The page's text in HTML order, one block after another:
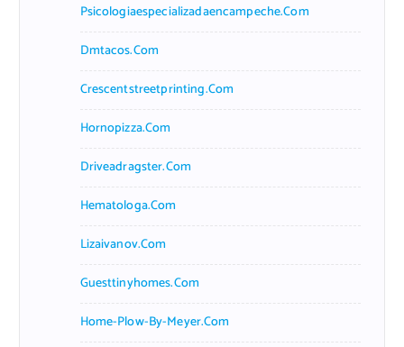
Psicologiaespecializadaencampeche.com
Dmtacos.com
Crescentstreetprinting.com
Hornopizza.com
Driveadragster.com
Hematologa.com
Lizaivanov.com
Guesttinyhomes.com
Home-Plow-By-Meyer.com